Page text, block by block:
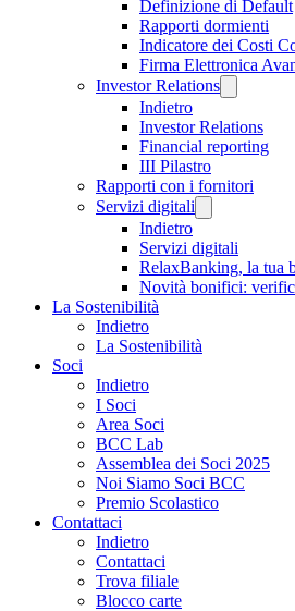
Definizione di Default
Rapporti dormienti
Indicatore dei Costi
Firma Elettronica
Investor Relations
Indietro
Investor Relations
Financial reporting
III Pilastro
Rapporti con i fornitori
Servizi digitali
Indietro
Servizi digitali
RelaxBanking, la tua
Novità bonifici:
La Sostenibilità
Indietro
La Sostenibilità
Soci
Indietro
I Soci
Area Soci
BCC Lab
Assemblea dei Soci 2025
Noi Siamo Soci BCC
Premio Scolastico
Contattaci
Indietro
Contattaci
Trova filiale
Blocco carte